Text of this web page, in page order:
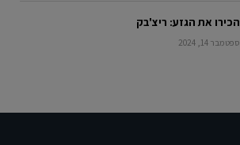
הכירו את הגזע: ריצ'בק
ספטמבר 14, 2024